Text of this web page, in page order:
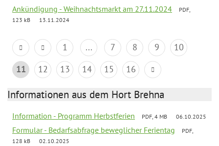
Ankündigung - Weihnachtsmarkt am 27.11.2024
PDF,
123 kB
13.11.2024
1 ... 7 8 9
10
11
12 13 14 15 16
Informationen aus dem Hort Brehna
Information - Programm Herbstferien PDF, 4 MB 06.10.2025
Formular - Bedarfsabfrage beweglicher Ferientag
PDF,
128 kB
02.10.2025